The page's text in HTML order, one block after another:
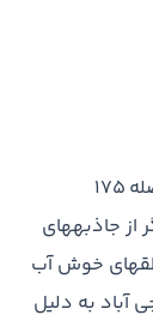
آبشار تزرج که در شهرستان حاجی آباد و در فاصله ۱۷۵
جاذبه­های
خوش آب
آباد به دلیل